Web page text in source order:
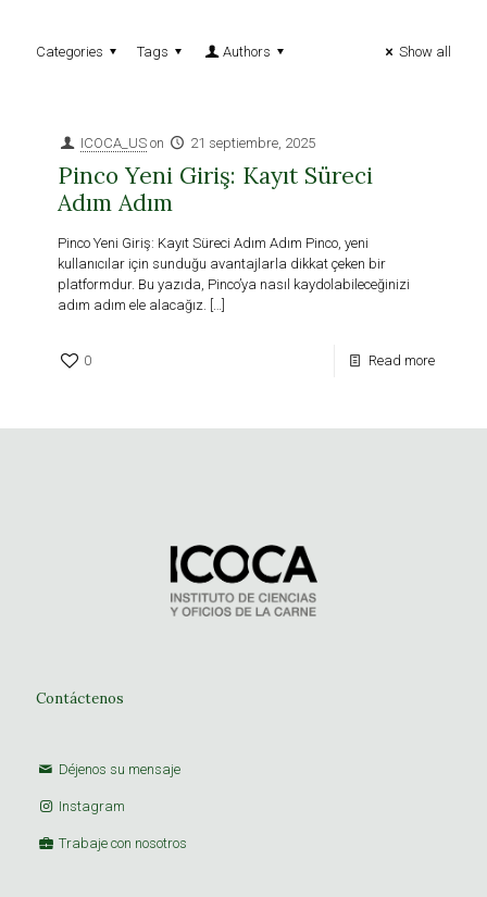
Categories Tags Authors Show all
ICOCA_US on 21 septiembre, 2025
Pinco Yeni Giriş: Kayıt Süreci
Adım Adım
Pinco Yeni Giriş: Kayıt Süreci Adım Adım Pinco, yeni
kullanıcılar için sunduğu avantajlarla dikkat çeken bir
platformdur. Bu yazıda, Pinco’ya nasıl kaydolabileceğinizi
adım adım ele alacağız. […]
0 Read more
Contáctenos
Déjenos su mensaje
Instagram
Trabaje con nosotros